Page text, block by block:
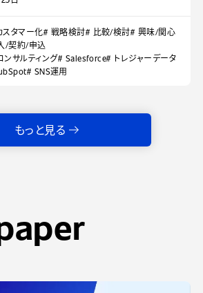
スタマー化# 戦略検討# 比較/検討# 興味/関心
/契約/申込
サルティング# Salesforce# トレジャーデータ
# SNS運用
もっと見る